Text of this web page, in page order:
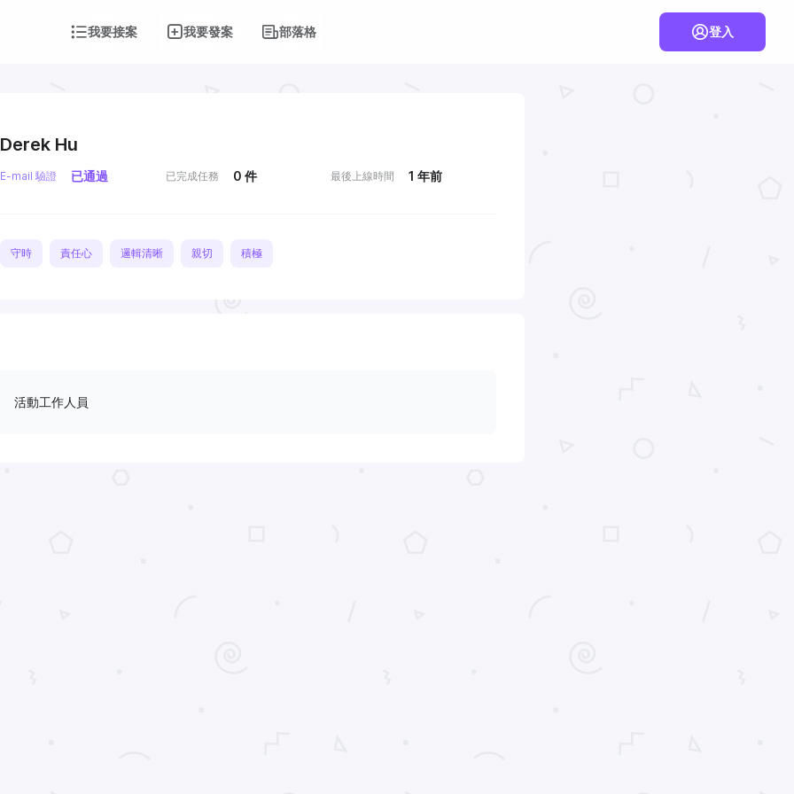
我要接案 我要發案 部落格 登入
Derek Hu
E-mail 驗證 已通過 已完成任務 0 件 最後上線時間 1 年前
守時 責任心 邏輯清晰 親切 積極
活動工作人員